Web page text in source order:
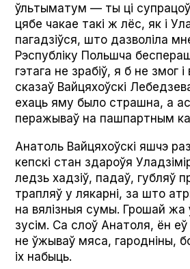
ўльтыматум — ты ці
цябе чакае такі ж лёс, як і
пагадзіўся, што дазволіла
Рэспубліку Польшча
гэтага не зрабіў, я б не змог
сказаў Вайцяхоўскі
ехаць яму было страшна, а
перажываў на пашпартным
Анатоль Вайцяхоўскі яшчэ
кепскі стан здароўя
ледзь хадзіў, падаў, губляў
трапляў у лякарні, за што
на вялізныя сумы. Грошай жа
зусім. Са слоў Анатоля, ён
не ўжываў мяса, гародніны,
іх набыць.